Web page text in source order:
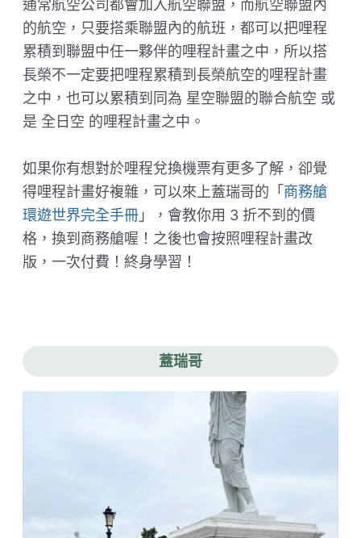
通常航空公司都會加入航空聯盟，而航空聯盟內
的航空，只要搭乘聯盟內的航班，都可以把哩程
累積到聯盟中任一夥伴的哩程計畫之中，所以搭
長榮不一定要把哩程累積到長榮航空的哩程計畫
之中，也可以累積到同為 星空聯盟的聯合航空 或
是 全日空 的哩程計畫之中。
如果你有想對於哩程兌換機票有更多了解，卻覺
得哩程計畫好複雜，可以來上蓋瑞哥的「商務艙
環遊世界完全手冊」，會教你用 3 折不到的價
格，換到商務艙喔！之後也會按照哩程計畫改
版，一次付費！終身學習！
蓋瑞哥